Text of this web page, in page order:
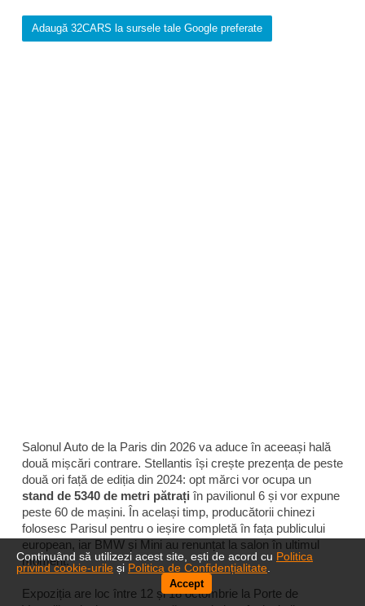
Adaugă 32CARS la sursele tale Google preferate
Salonul Auto de la Paris din 2026 va aduce în aceeași hală
două mișcări contrare. Stellantis își crește prezența de peste
două ori față de ediția din 2024: opt mărci vor ocupa un
stand de 5340 de metri pătrați în pavilionul 6 și vor expune
peste 60 de mașini. În același timp, producătorii chinezi
folosesc Parisul pentru o ieșire completă în fața publicului
european, iar BMW și Mini au renunțat la salon în ultimul
moment.
Expoziția are loc între 12 și 18 octombrie la Porte de
Continuând să utilizezi acest site, ești de acord cu Politica
privind cookie-urile și Politica de Confidențialitate
Accept